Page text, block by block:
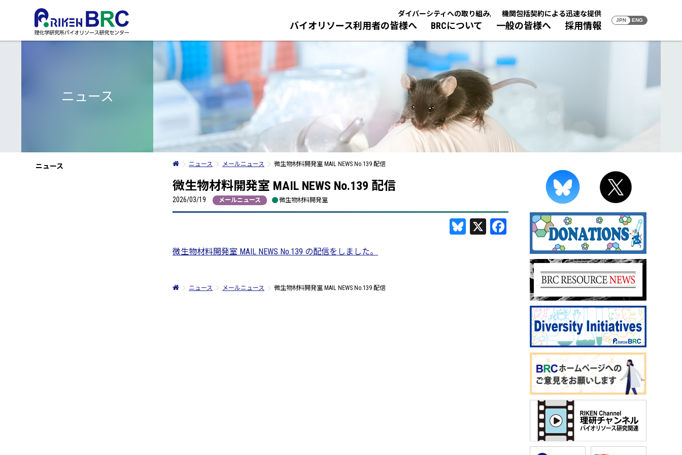
本文へ バイオリソース利用者の皆様へ
バイオリソースの入手
検索、注文から支払までの流れ
バイオリソースの検索方法
機関包括契約による迅速な提供
バイオリソースの利用方法
プロトコル、マニュアル
情報サービス
リサーチツールに関わるライセンス
Mail News 配信登録
技術研修／人材育成・研修
今までに行われた技術研修
寄託・譲渡／研究成果に関す
るお願い
バイオリソースの寄託／譲渡
研究成果情報について
バイオリソース品質管理
バイオリソースの品質管理と情報発信
について
国際規格ISO9001の認証に基づく品質
BRCについて
事業概要
センターの使命
センター長挨拶
バイオリソースの安全保管
アクセス
研究室紹介
バイオリソース整備事業
バイオリソース関連研究プログラム
NBRP／国際・アジア連携
NBRP
国際・アジア連携
BRCのお仕事紹介冊子（2025年度発
公開情報
パンフレット・年報
アドバイザリー・カウンシル
リソース検討委員会
レビュー委員会
一般の皆様へ
イベント・見学のご案内 バイオリソースとは？ BRCのバイオリソース
01 未来を拓く植物のチカラ
採用情報
BRCの採用情報
研究職・技術職
事務職
ダイバーシティへの取り組み, 機関包括契約による迅速な提供
JPN ENG
ニュース
ニュース ニュース メールニュース 微生物材料開発室 MAIL NEWS No.139 配信
微生物材料開発室 MAIL NEWS No.139 配信
2026/03/19 メールニュース 微生物材料開発室
Bluesky
X Facebook
微生物材料開発室 MAIL NEWS No.139 の配信をしました。
ニュース メールニュース 微生物材料開発室 MAIL NEWS No.139 配信